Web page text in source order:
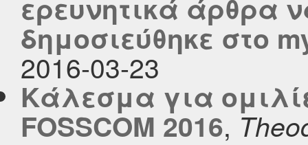
ερευνητικά άρθρα
δημοσιεύθηκε στο
2016-03-23
Κάλεσμα για
FOSSCOM 2016,